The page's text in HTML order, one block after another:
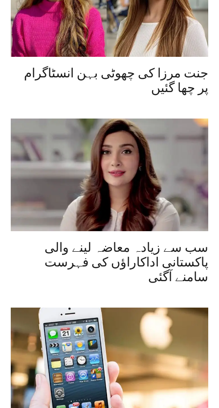
جنت مرزا کی چھوٹی بہن انسٹاگرام
پر چھا گئیں
سب سے زیادہ معاضہ لینے والی
پاکستانی اداکاراؤں کی فہرست
سامنے آگئی